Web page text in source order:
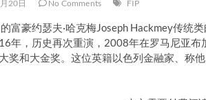
20日 No Comments FIP
富豪约瑟夫·哈克梅Joseph Hackmey传统
年，历史再次重演，2008年在罗马尼亚
奖和大金奖。这位英籍以色列金融家、称